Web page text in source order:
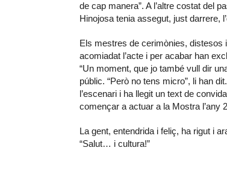
de cap manera”. A l’altre costat del
Hinojosa tenia assegut, just darrere,
Els mestres de cerimònies, distesos
acomiadat l’acte i per acabar han
“Un moment, que jo també vull dir
públic. “Però no tens micro”, li han
l’escenari i ha llegit un text de
començar a actuar a la Mostra l’any
La gent, entendrida i feliç, ha rigut i
“Salut… i cultura!”